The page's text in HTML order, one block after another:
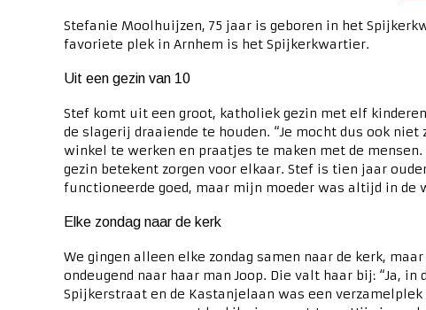
Stefanie Moolhuijzen, 75 jaar is geboren in het
favoriete plek in Arnhem is het Spijkerkwartier.
Uit een gezin van 10
Stef komt uit een groot, katholiek gezin met elf
de slagerij draaiende te houden. “Je mocht dus ook
winkel te werken en praatjes te maken met de mensen.
gezin betekent zorgen voor elkaar. Stef is tien jaar
functioneerde goed, maar mijn moeder was altijd in de
Elke zondag naar de kerk
We gingen alleen elke zondag samen naar de kerk,
ondeugend naar haar man Joop. Die valt haar bij: “Ja,
Spijkerstraat en de Kastanjelaan was een